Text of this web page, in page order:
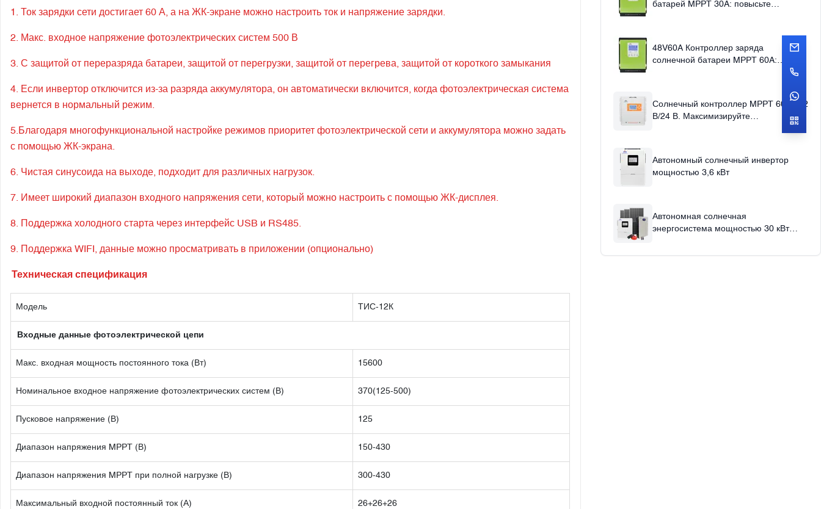
1. Ток зарядки сети достигает 60 А, а на ЖК-экране можно настроить ток и напряжение зарядки.
2. Макс. входное напряжение фотоэлектрических систем 500 В
3. С защитой от переразряда батареи, защитой от перегрузки, защитой от перегрева, защитой от короткого замыкания
4. Если инвертор отключится из-за разряда аккумулятора, он автоматически включится, когда фотоэлектрическая система
вернется в нормальный режим.
5.Благодаря многофункциональной настройке режимов приоритет фотоэлектрической сети и аккумулятора можно задать
с помощью ЖК-экрана.
6. Чистая синусоида на выходе, подходит для различных нагрузок.
7. Имеет широкий диапазон входного напряжения сети, который можно настроить с помощью ЖК-дисплея.
8. Поддержка холодного старта через интерфейс USB и RS485.
9. Поддержка WIFI, данные можно просматривать в приложении (опционально)
Техническая спецификация
Модель ТИС-12К
Входные данные фотоэлектрической цепи
Макс. входная мощность постоянного тока (Вт) 15600
Номинальное входное напряжение фотоэлектрических систем (В) 370(125-500)
Пусковое напряжение (В) 125
Диапазон напряжения MPPT (В) 150-430
Диапазон напряжения MPPT при полной нагрузке (В) 300-430
Максимальный входной постоянный ток (А) 26+26+26
батарей MPPT 30A: повысьте
48V60A Контроллер заряда
солнечной батареи MPPT 60A:
Солнечный контроллер MPPT 60 А, 12
В/24 В. Максимизируйте
Автономный солнечный инвертор
мощностью 3,6 кВт
Автономная солнечная
энергосистема мощностью 30 кВт
для использования в домашнем